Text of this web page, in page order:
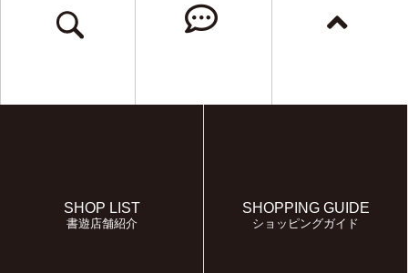
SHOP LIST
書遊店舗紹介
SHOPPING GUIDE
ショッピングガイド